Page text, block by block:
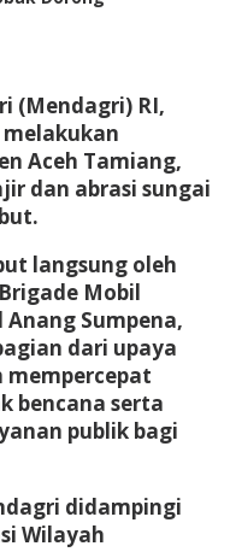
(Mendagri) RI,
melakukan
Aceh Tamiang,
dan abrasi sungai
langsung oleh
Mobil
Sumpena,
dari upaya
mempercepat
bencana serta
publik bagi
didampingi
Wilayah